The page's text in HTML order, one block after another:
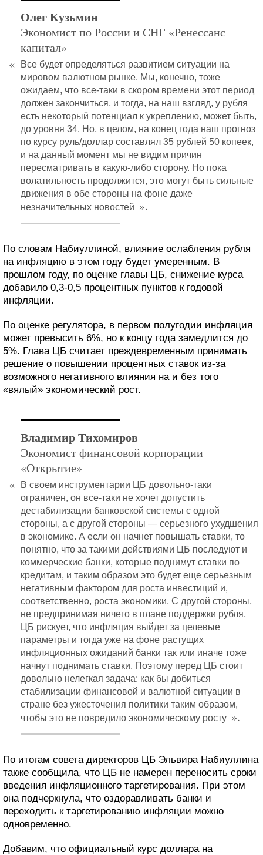
Олег Кузьмин
Экономист по России и СНГ «Ренессанс
капитал»
«
Все будет определяться развитием ситуации на
мировом валютном рынке. Мы, конечно, тоже
ожидаем, что все-таки в скором времени этот период
должен закончиться, и тогда, на наш взгляд, у рубля
есть некоторый потенциал к укреплению, может быть,
до уровня 34. Но, в целом, на конец года наш прогноз
по курсу руль/доллар составлял 35 рублей 50 копеек,
и на данный момент мы не видим причин
пересматривать в какую-либо сторону. Но пока
волатильность продолжится, это могут быть сильные
движения в обе стороны на фоне даже
незначительных новостей ».
По словам Набиуллиной, влияние ослабления рубля
на инфляцию в этом году будет умеренным. В
прошлом году, по оценке главы ЦБ, снижение курса
добавило 0,3-0,5 процентных пунктов к годовой
инфляции.
По оценке регулятора, в первом полугодии инфляция
может превысить 6%, но к концу года замедлится до
5%. Глава ЦБ считает преждевременным принимать
решение о повышении процентных ставок из-за
возможного негативного влияния на и без того
«вялый» экономический рост.
Владимир Тихомиров
Экономист финансовой корпорации
«Открытие»
«
В своем инструментарии ЦБ довольно-таки
ограничен, он все-таки не хочет допустить
дестабилизации банковской системы с одной
стороны, а с другой стороны — серьезного ухудшения
в экономике. А если он начнет повышать ставки, то
понятно, что за такими действиями ЦБ последуют и
коммерческие банки, которые поднимут ставки по
кредитам, и таким образом это будет еще серьезным
негативным фактором для роста инвестиций и,
соответственно, роста экономики. С другой стороны,
не предпринимая ничего в плане поддержки рубля,
ЦБ рискует, что инфляция выйдет за целевые
параметры и тогда уже на фоне растущих
инфляционных ожиданий банки так или иначе тоже
начнут поднимать ставки. Поэтому перед ЦБ стоит
довольно нелегкая задача: как бы добиться
стабилизации финансовой и валютной ситуации в
стране без ужесточения политики таким образом,
чтобы это не повредило экономическому росту ».
По итогам совета директоров ЦБ Эльвира Набиуллина
также сообщила, что ЦБ не намерен переносить сроки
введения инфляционного таргетирования. При этом
она подчеркнула, что оздоравливать банки и
переходить к таргетированию инфляции можно
одновременно.
Добавим, что официальный курс доллара на